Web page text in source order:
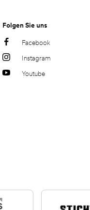
Folgen Sie uns
Facebook
Instagram
Youtube